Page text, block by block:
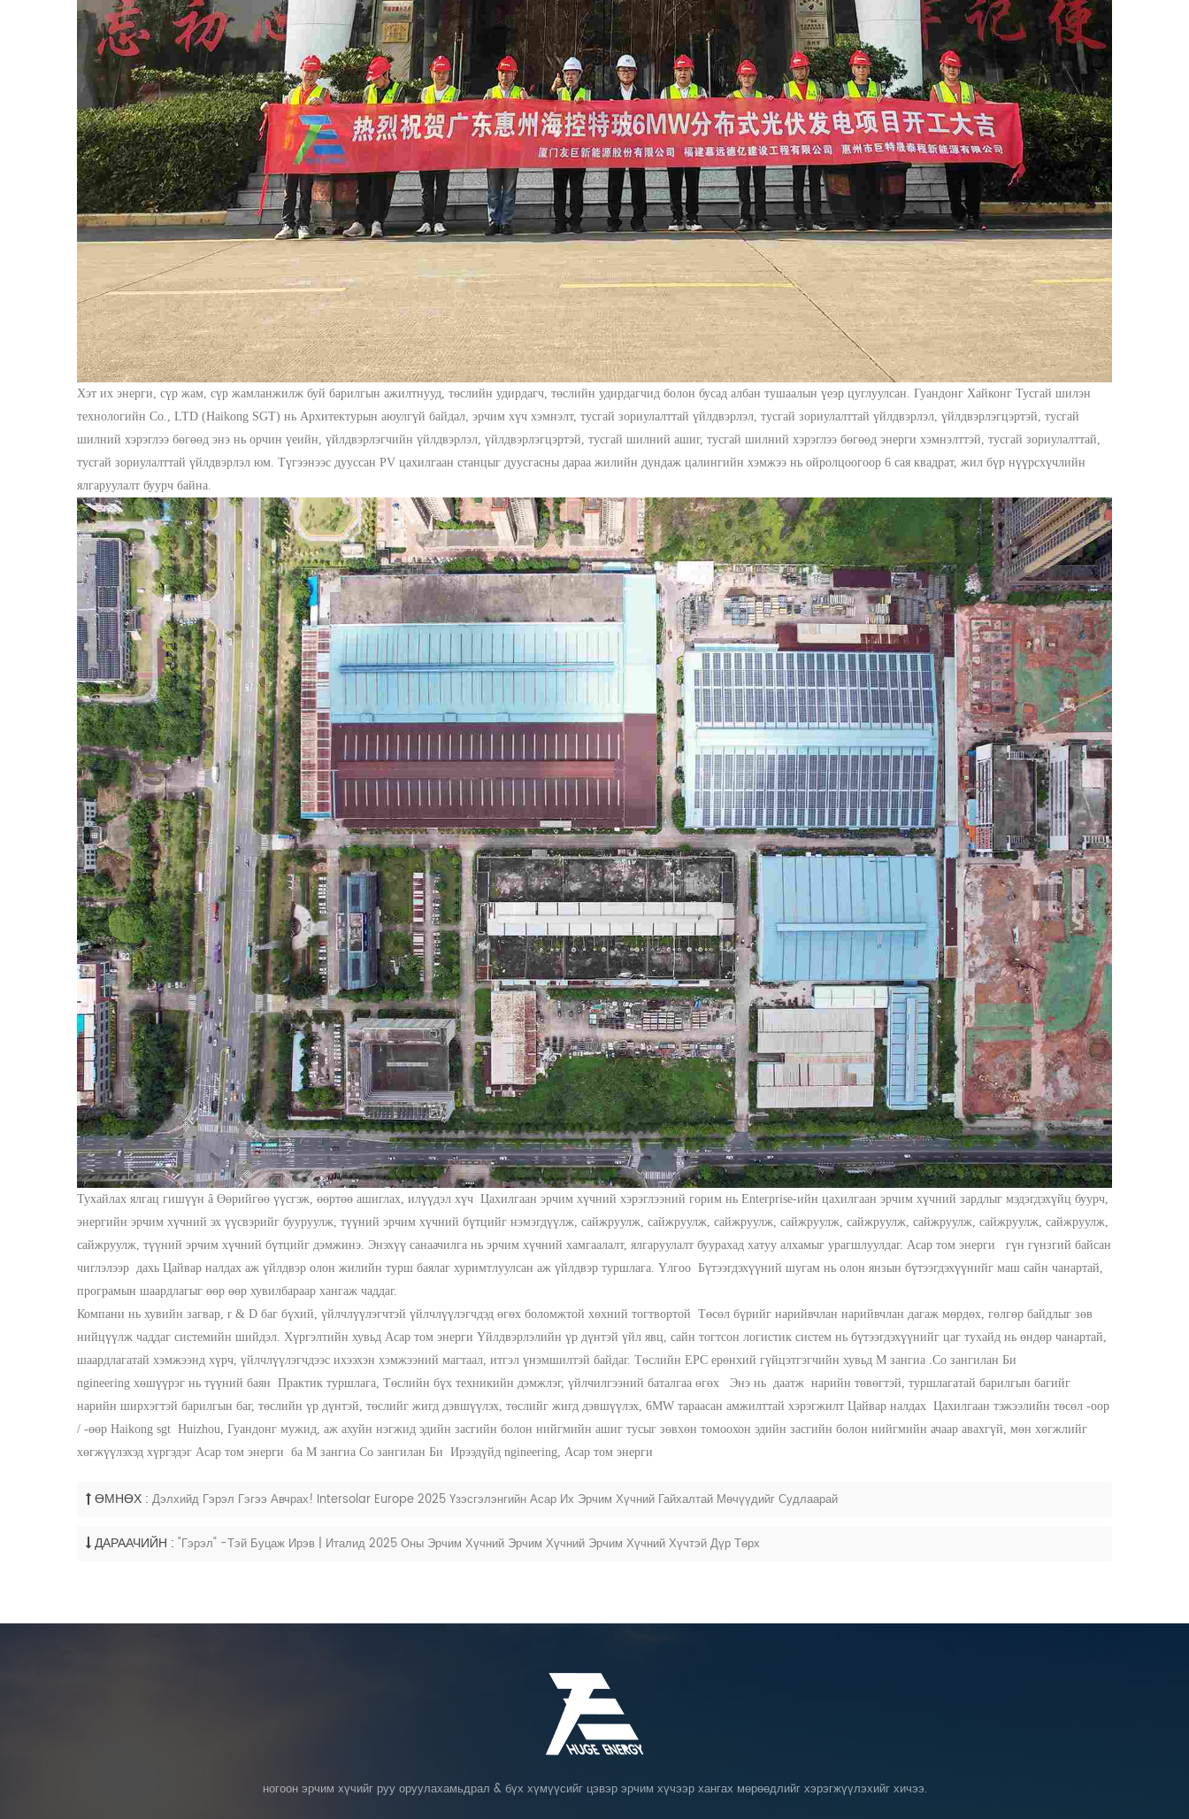
Хэт их энерги, сүр жам, сүр жамланжилж буй барилгын ажилтнууд, төслийн удирдагч, төслийн удирдагчид болон бусад албан тушаалын үеэр цуглуулсан. Гуандонг Хайконг Тусгай шилэн
технологийн Co., LTD (Haikong SGT) нь Архитектурын аюулгүй байдал, эрчим хүч хэмнэлт, тусгай зориулалттай үйлдвэрлэл, тусгай зориулалттай үйлдвэрлэл, үйлдвэрлэгцэртэй, тусгай
шилний хэрэглээ бөгөөд энэ нь орчин үеийн, үйлдвэрлэгчийн үйлдвэрлэл, үйлдвэрлэгцэртэй, тусгай шилний ашиг, тусгай шилний хэрэглээ бөгөөд энерги хэмнэлттэй, тусгай зориулалттай,
тусгай зориулалттай үйлдвэрлэл юм. Түгээнээс дууссан PV цахилгаан станцыг дуусгасны дараа жилийн дундаж цалингийн хэмжээ нь ойролцоогоор 6 сая квадрат, жил бүр нүүрсхүчлийн
ялгаруулалт буурч байна.
Тухайлах ялгац гишүүн â Өөрийгөө үүсгэж, өөртөө ашиглах, илүүдэл хүч Цахилгаан эрчим хүчний хэрэглээний горим нь Enterprise-ийн цахилгаан эрчим хүчний зардлыг мэдэгдэхүйц буурч,
энергийн эрчим хүчний эх үүсвэрийг бууруулж, түүний эрчим хүчний бүтцийг нэмэгдүүлж, сайжруулж, сайжруулж, сайжруулж, сайжруулж, сайжруулж, сайжруулж, сайжруулж, сайжруулж,
сайжруулж, түүний эрчим хүчний бүтцийг дэмжинэ. Энэхүү санаачилга нь эрчим хүчний хамгаалалт, ялгаруулалт буурахад хатуу алхамыг урагшлуулдаг. Асар том энерги
гүн гүнзгий байсан
чиглэлээр дахь Цайвар налдах аж үйлдвэр олон жилийн турш баялаг хуримтлуулсан аж үйлдвэр туршлага. Үлгоо Бүтээгдэхүүний шугам нь олон янзын бүтээгдэхүүнийг маш сайн чанартай,
програмын шаардлагыг өөр өөр хувилбараар хангаж чаддаг.
Компани нь хувийн загвар, r & D баг бүхий, үйлчлүүлэгчтэй үйлчлүүлэгчдэд өгөх боломжтой хөхний тогтвортой Төсөл бүрийг нарийвчлан нарийвчлан дагаж мөрдөх, гөлгөр байдлыг зөв
нийцүүлж чаддаг системийн шийдэл. Хүргэлтийн хувьд Асар том энерги Үйлдвэрлэлийн үр дүнтэй үйл явц, сайн тогтсон логистик систем нь бүтээгдэхүүнийг цаг тухайд нь өндөр чанартай,
шаардлагатай хэмжээнд хүрч, үйлчлүүлэгчдээс ихээхэн хэмжээний магтаал, итгэл үнэмшилтэй байдаг. Төслийн EPC ерөнхий гүйцэтгэгчийн хувьд М зангиа .Со зангилан Би
ngineering хөшүүрэг нь түүний баян Практик туршлага, Төслийн бүх техникийн дэмжлэг, үйлчилгээний баталгаа өгөх Энэ нь даатж нарийн төвөгтэй, туршлагатай барилгын багийг
нарийн ширхэгтэй барилгын баг, төслийн үр дүнтэй, төслийг жигд дэвшүүлэх, төслийг жигд дэвшүүлэх, 6MW тараасан амжилттай хэрэгжилт Цайвар налдах Цахилгаан тэжээлийн төсөл -оор
/ -өөр Haikong sgt Huizhou, Гуандонг мужид, аж ахуйн нэгжид эдийн засгийн болон нийгмийн ашиг тусыг зөвхөн томоохон эдийн засгийн болон нийгмийн ачаар авахгүй, мөн хөгжлийг
хөгжүүлэхэд хүргэдэг Асар том энерги ба М зангиа Со зангилан Би Ирээдүйд ngineering, Асар том энерги
ӨМНӨХ : Дэлхийд Гэрэл Гэгээ Авчрах! Intersolar Europe 2025 Үзэсгэлэнгийн Асар Их Эрчим Хүчний Гайхалтай Мөчүүдийг Судлаарай
ДАРААЧИЙН : "Гэрэл" -тэй Буцаж Ирэв | Италид 2025 Оны Эрчим Хүчний Эрчим Хүчний Эрчим Хүчний Хүчтэй Дүр Төрх
ногоон эрчим хүчийг руу оруулахамьдрал & бүх хүмүүсийг цэвэр эрчим хүчээр хангах мөрөөдлийг хэрэгжүүлэхийг хичээ.